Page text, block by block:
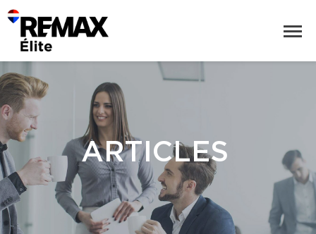
ARTICLES